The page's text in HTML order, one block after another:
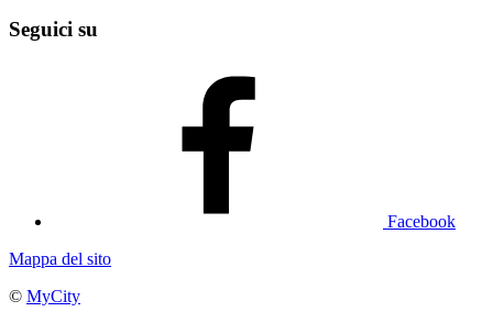
Seguici su
Facebook
Mappa del sito
© MyCity